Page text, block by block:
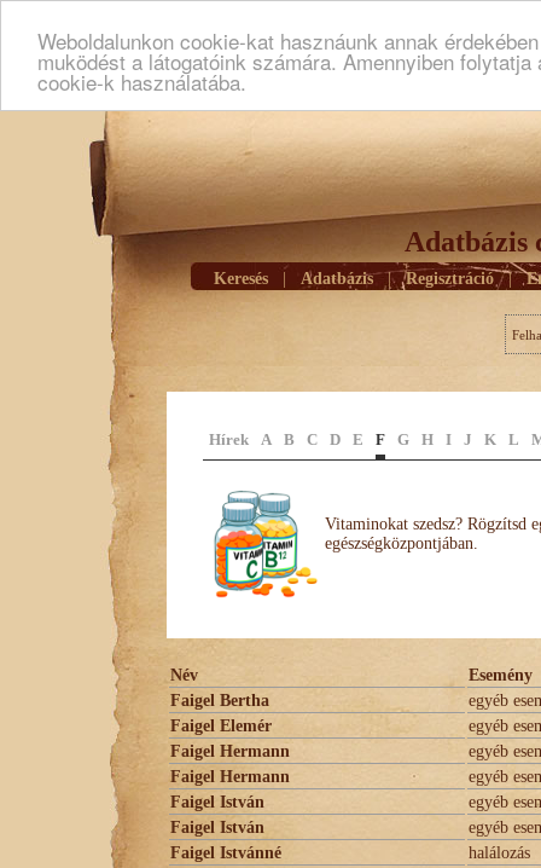
Weboldalunkon cookie-kat hasznáunk annak
muködést a látogatóink számára. Amennyiben
cookie-k használatába.
Adatbázis
Keresés Adatbázis | Regisztráció |
Hírek A B C D E F G H I J K L
Vitaminokat szedsz? Rögzítsd
egészségközpontjában.
Név
Esemény
Faigel Bertha
egyéb
Faigel Elemér
egyéb
Faigel Hermann
egyéb
Faigel Hermann
egyéb
Faigel István
egyéb
Faigel István
egyéb
Faigel Istvánné
halálozás